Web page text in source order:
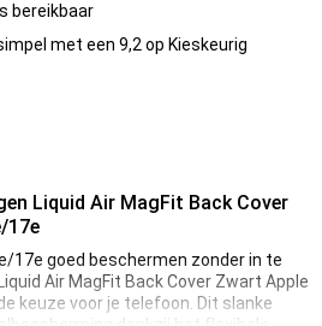
bereikbaar
met een 9,2 op Kieskeurig
Liquid Air MagFit Back Cover
17e
17e goed beschermen zonder in te
Air MagFit Back Cover Zwart Apple
keuze voor je telefoon. Dit slanke